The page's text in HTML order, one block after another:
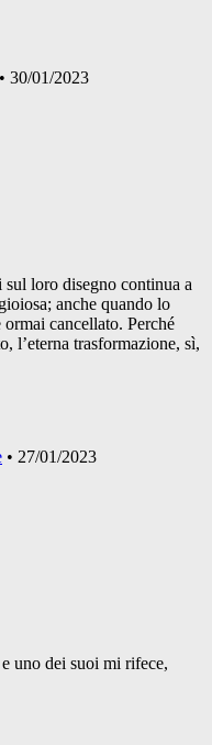
• 30/01/2023
loro disegno continua a
anche quando lo
cancellato. Perché
l’eterna trasformazione, sì,
• 27/01/2023
uno dei suoi mi rifece,